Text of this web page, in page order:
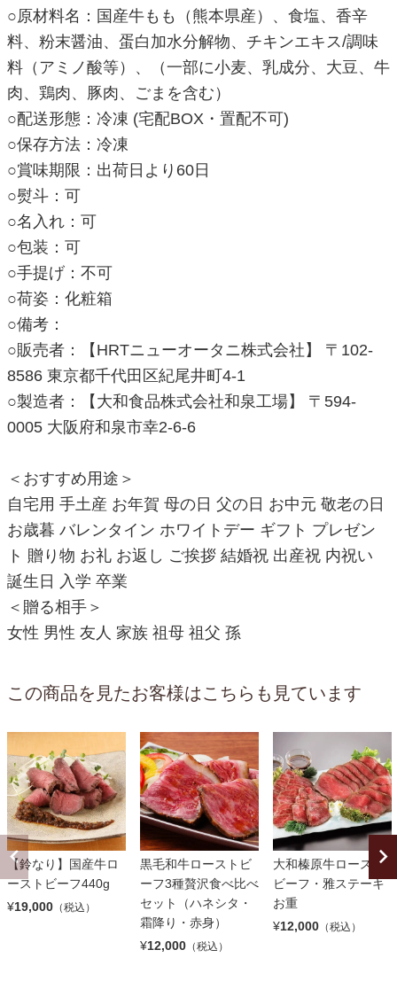
○原材料名：国産牛もも（熊本県産）、食塩、香辛
料、粉末醤油、蛋白加水分解物、チキンエキス/調味
料（アミノ酸等）、（一部に小麦、乳成分、大豆、牛
肉、鶏肉、豚肉、ごまを含む）
○配送形態：冷凍 (宅配BOX・置配不可)
○保存方法：冷凍
○賞味期限：出荷日より60日
○熨斗：可
○名入れ：可
○包装：可
○手提げ：不可
○荷姿：化粧箱
○備考：
○販売者：【HRTニューオータニ株式会社】 〒102-
8586 東京都千代田区紀尾井町4-1
○製造者：【大和食品株式会社和泉工場】 〒594-
0005 大阪府和泉市幸2-6-6
＜おすすめ用途＞
自宅用 手土産 お年賀 母の日 父の日 お中元 敬老の日
お歳暮 バレンタイン ホワイトデー ギフト プレゼン
ト 贈り物 お礼 お返し ご挨拶 結婚祝 出産祝 内祝い
誕生日 入学 卒業
＜贈る相手＞
女性 男性 友人 家族 祖母 祖父 孫
この商品を見たお客様はこちらも見ています
【鈴なり】国産牛ロ
ーストビーフ440g
¥19,000 （税込）
黒毛和牛ローストビ
ーフ3種贅沢食べ比べ
セット（ハネシタ・
霜降り・赤身）
¥12,000 （税込）
大和榛原牛ロースト
ビーフ・雅ステーキ
お重
¥12,000 （税込）